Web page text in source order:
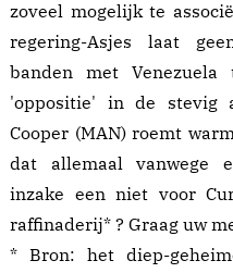
zoveel mogelijk te
regering-Asjes laat
banden met Venezuela
'oppositie' in de stevig
Cooper (MAN) roemt
dat allemaal vanwege
inzake een niet voor
raffinaderij* ? Graag uw
* Bron: het diep-